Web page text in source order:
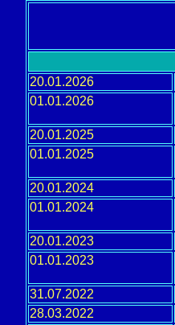
20.01.2026
01.01.2026
20.01.2025
01.01.2025
20.01.2024
01.01.2024
20.01.2023
01.01.2023
31.07.2022
28.03.2022